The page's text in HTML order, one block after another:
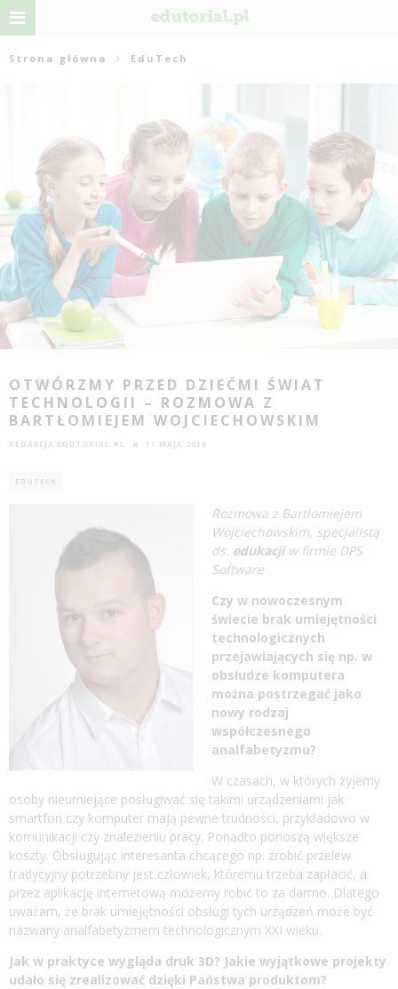
Strona główna EduTech
OTWÓRZMY PRZED DZIEĆMI ŚWIAT
TECHNOLOGII – ROZMOWA Z
BARTŁOMIEJEM WOJCIECHOWSKIM
REDAKCJA EDUTORIAL.PL 11 MAJA 2016
EDUTECH
Rozmowa z Bartłomiejem
Wojciechowskim, specjalistą
ds. edukacjiw firmie DPS
Software
Czy w nowoczesnym
świecie brak umiejętności
technologicznych
przejawiających się np. w
obsłudze komputera
można postrzegać jako
nowy rodzaj
współczesnego
analfabetyzmu?
W czasach, w których żyjemy
osoby nieumiejące posługiwać się takimi urządzeniami jak
smartfon czy komputer mają pewne trudności, przykładowo w
komunikacji czy znalezieniu pracy. Ponadto ponoszą większe
koszty. Obsługując interesanta chcącego np. zrobić przelew
tradycyjny potrzebny jest człowiek, któremu trzeba zapłacić, a
przez aplikację internetową możemy robić to za darmo. Dlatego
uważam, że brak umiejętności obsługi tych urządzeń może być
nazwany analfabetyzmem technologicznym XXI wieku.
Jak w praktyce wygląda druk 3D? Jakie wyjątkowe projekty
udało się zrealizować dzięki Państwa produktom?